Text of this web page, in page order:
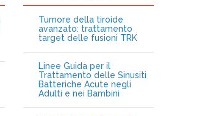
Tumore della tiroide
avanzato: trattamento
target delle fusioni TRK
Linee Guida per il
Trattamento delle Sinusiti
Batteriche Acute negli
Adulti e nei Bambini